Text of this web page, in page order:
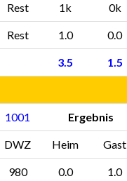
Rest 1k 0k
Rest 1.0 0.0
3.5 1.5
1001 Ergebnis
DWZ Heim Gast
980 0.0 1.0